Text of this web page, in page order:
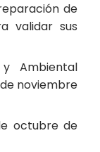
de
validar sus
Ambiental
noviembre
octubre de